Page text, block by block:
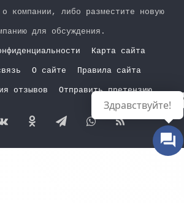
компании, либо разместите новую
для обсуждения.
Карта сайта
О сайте Правила сайта
отзывов
Отправить претензию
vk.comОдноклассники
TelegramWhatsApp
RSS
Здравствуйте!